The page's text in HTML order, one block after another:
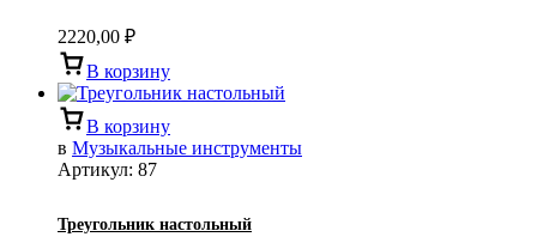
2220,00 ₽
В корзину
В корзину
в Музыкальные инструменты
Артикул: 87
Треугольник настольный